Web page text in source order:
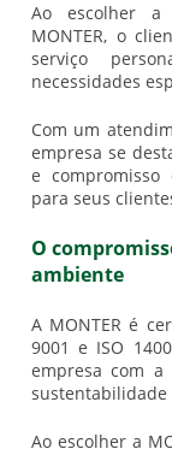
Ao escolher a
MONTER, o
serviço
necessidades
Com um
empresa se
e
para seus
O
ambiente
A MONTER é
9001 e ISO
empresa com a
sustentabilidade
Ao escolher a